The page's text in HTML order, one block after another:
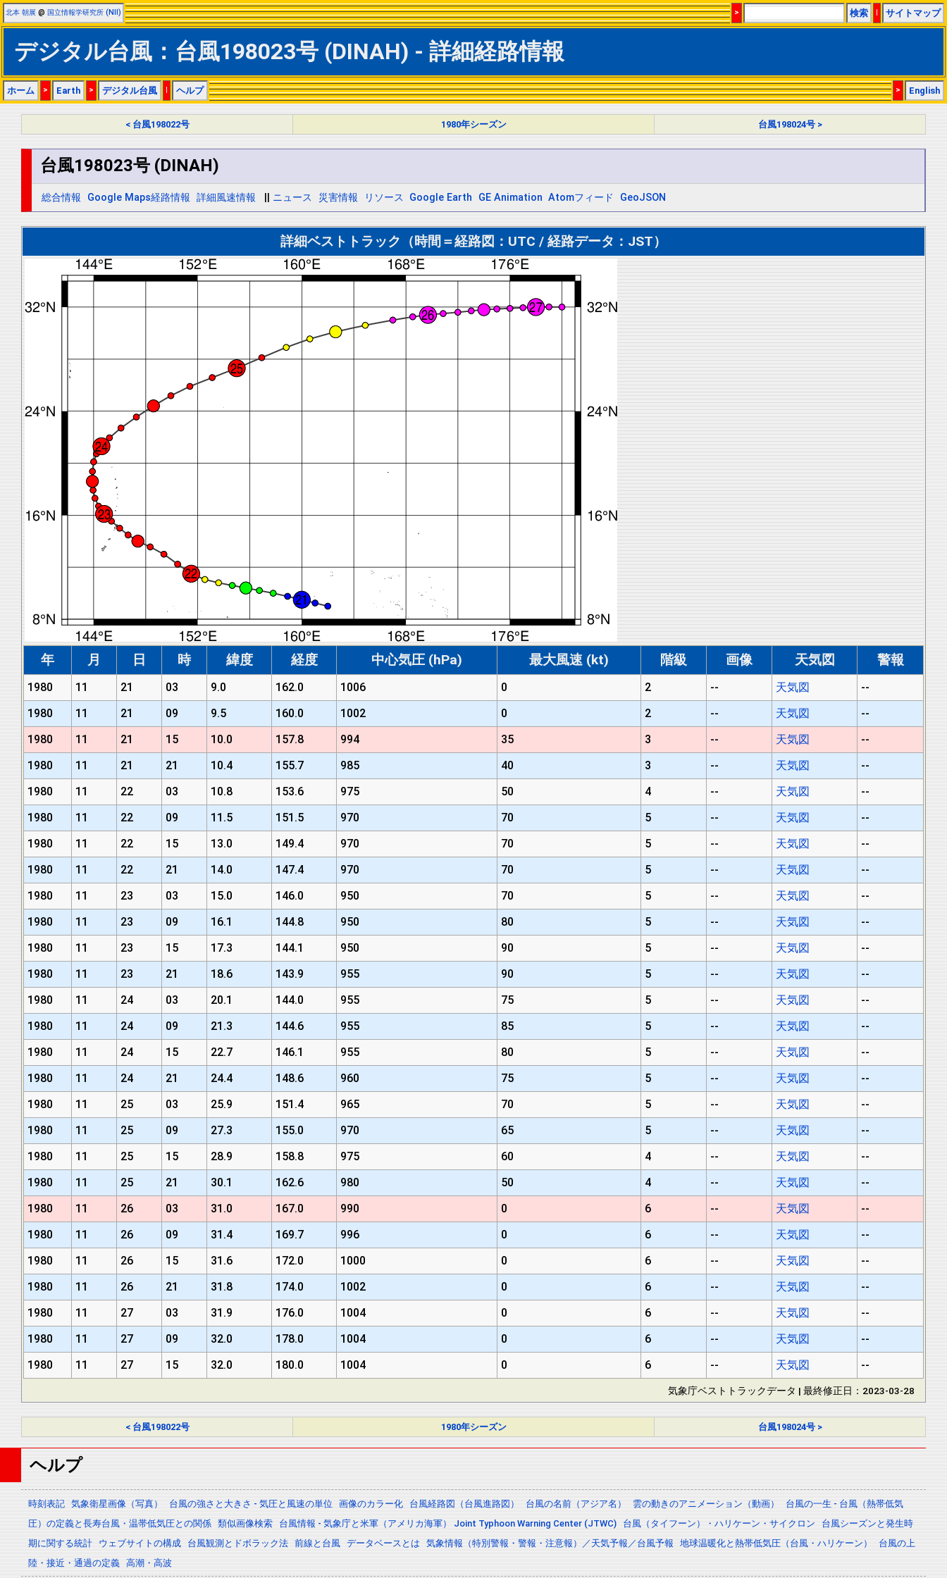
北本 朝展 @ 国立情報学研究所 (NII) > 検索 | サイトマップ
デジタル台風：台風198023号 (DINAH) - 詳細経路情報
ホーム > Earth > デジタル台風 | ヘルプ > English
< 台風198022号 1980年シーズン 台風198024号 >
台風198023号 (DINAH)
総合情報 Google Maps経路情報 詳細風速情報 ニュース 災害情報 リソース Google Earth GE Animation Atomフィード GeoJSON
詳細ベストトラック（時間＝経路図：UTC / 経路データ：JST）
年 月 日 時 緯度 経度 中心気圧 (hPa) 最大風速 (kt) 階級 画像 天気図 警報
1980 11 21 03 9.0 162.0 1006 0 2 -- 天気図
--
1980
11 21 09 9.5 160.0 1002 0 2 -- 天気図
--
1980
11 21 15 10.0 157.8 994 35 3 -- 天気図
--
1980
11 21 21 10.4 155.7 985 40 3 -- 天気図
--
1980
11 22 03 10.8 153.6 975 50 4 -- 天気図
--
1980
11 22 09 11.5 151.5 970 70 5 -- 天気図
--
1980
11 22 15 13.0 149.4 970 70 5 -- 天気図
--
1980
11 22 21 14.0 147.4 970 70 5 -- 天気図
--
1980
11 23 03 15.0 146.0 950 70 5 -- 天気図
--
1980
11 23 09 16.1 144.8 950 80 5 -- 天気図
--
1980
11 23 15 17.3 144.1 950 90 5 -- 天気図
--
1980
11 23 21 18.6 143.9 955 90 5 -- 天気図
--
1980
11 24 03 20.1 144.0 955 75 5 -- 天気図
--
1980
11 24 09 21.3 144.6 955 85 5 -- 天気図
--
1980
11 24 15 22.7 146.1 955 80 5 -- 天気図
--
1980
11 24 21 24.4 148.6 960 75 5 -- 天気図
--
1980
11 25 03 25.9 151.4 965 70 5 -- 天気図
--
1980
11 25 09 27.3 155.0 970 65 5 -- 天気図
--
1980
11 25 15 28.9 158.8 975 60 4 -- 天気図
--
1980
11 25 21 30.1 162.6 980 50 4 -- 天気図
--
1980
11 26 03 31.0 167.0 990 0 6 -- 天気図
--
1980
11 26 09 31.4 169.7 996 0 6 -- 天気図
--
1980
11 26 15 31.6 172.0 1000 0 6 -- 天気図
--
1980
11 26 21 31.8 174.0 1002 0 6 -- 天気図
--
1980
11 27 03 31.9 176.0 1004 0 6 -- 天気図
--
1980
11 27 09 32.0 178.0 1004 0 6 -- 天気図
--
1980
11 27 15 32.0 180.0 1004 0 6 -- 天気図 --
気象庁ベストトラックデータ | 最終修正日：2023-03-28
< 台風198022号 1980年シーズン 台風198024号 >
ヘルプ
時刻表記 気象衛星画像（写真） 台風の強さと大きさ - 気圧と風速の単位 画像のカラー化 台風経路図（台風進路図） 台風の名前（アジア名） 雲の動きのアニメーション（動画）
台風の一生 - 台風（熱帯低気
圧）の定義と長寿台風・温帯低気圧との関係 類似画像検索 台風情報 - 気象庁と米軍（アメリカ海軍） Joint Typhoon Warning Center (JTWC) 台風（タイフーン）・ハリケーン・サイクロン
台風シーズンと発生時
期に関する統計
ウェブサイトの構成 台風観測とドボラック法 前線と台風 データベースとは 気象情報（特別警報・警報・注意報）／天気予報／台風予報 地球温暖化と熱帯低気圧（台風・ハリケーン）
台風の上
陸・接近・通過の定義 高潮・高波